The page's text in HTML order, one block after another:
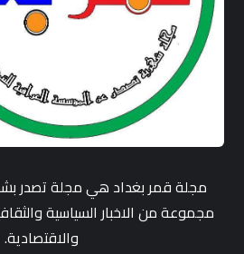
مجلة قمر بغداد هي مجلة تصدر
مجموعة من الاخبار السياسية
والاقتصادية.